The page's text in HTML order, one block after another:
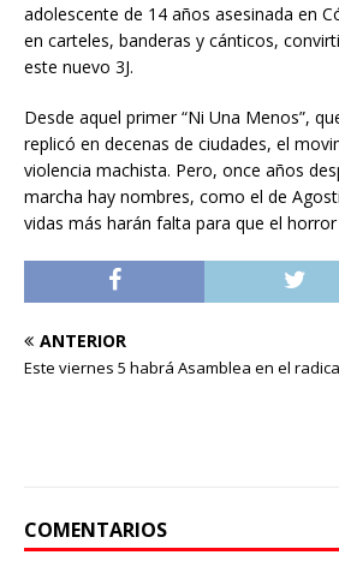
adolescente de 14 años asesinada en
en carteles, banderas y cánticos,
este nuevo 3J.
Desde aquel primer “Ni Una Menos”,
replicó en decenas de ciudades, el
violencia machista. Pero, once años
marcha hay nombres, como el de
vidas más harán falta para que el
ANTERIOR
Este viernes 5 habrá Asamblea en el
COMENTARIOS